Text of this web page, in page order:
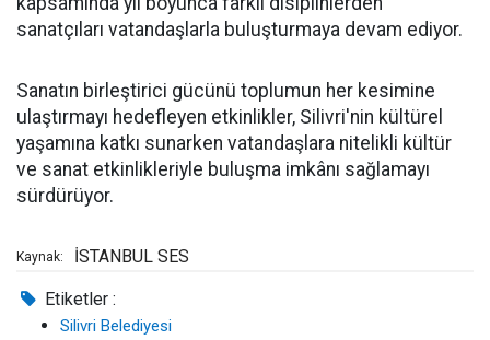
sanatçıları vatandaşlarla buluşturmaya devam ediyor.
Sanatın birleştirici gücünü toplumun her kesimine
ulaştırmayı hedefleyen etkinlikler, Silivri'nin kültürel
yaşamına katkı sunarken vatandaşlara nitelikli kültür
ve sanat etkinlikleriyle buluşma imkânı sağlamayı
sürdürüyor.
Kaynak: İSTANBUL SES
Etiketler :
Silivri Belediyesi